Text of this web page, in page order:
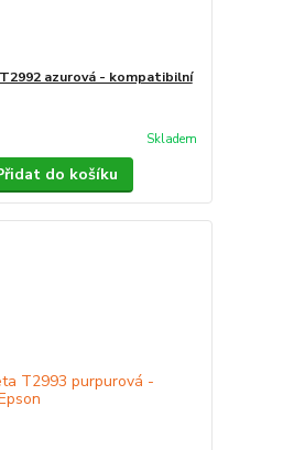
azurová - kompatibilní
Skladem
do košíku